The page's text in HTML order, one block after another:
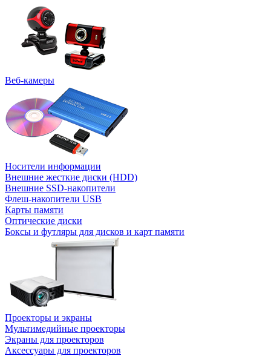
Веб-камеры
Носители информации
Внешние жесткие диски (HDD)
Внешние SSD-накопители
Флеш-накопители USB
Карты памяти
Оптические диски
Боксы и футляры для дисков и карт памяти
Проекторы и экраны
Мультимедийные проекторы
Экраны для проекторов
Аксессуары для проекторов